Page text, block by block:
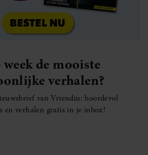
week de mooiste
verhalen?
van Vriendin: boordevol
en verhalen gratis in je inbox!